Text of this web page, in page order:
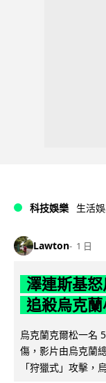
科技娛樂 生活
Lawton 1 日
澤連斯基
追殺烏克
烏克蘭克爾松一名
傷，影片由烏克蘭
「狩獵式」攻擊，